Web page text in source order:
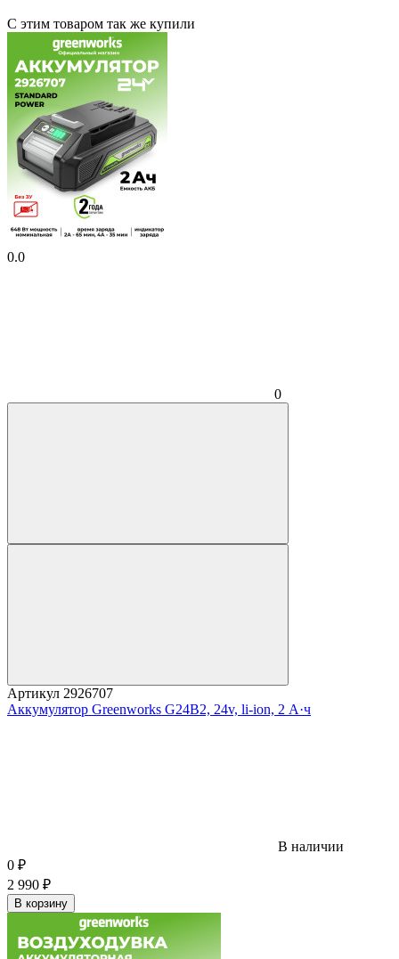
С этим товаром так же купили
0.0
0
Артикул 2926707
Аккумулятор Greenworks G24B2, 24v, li-ion, 2 А·ч
В наличии
0 ₽
2 990 ₽
В корзину